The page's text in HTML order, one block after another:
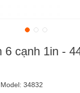
cạnh 1in -
Model: 34832